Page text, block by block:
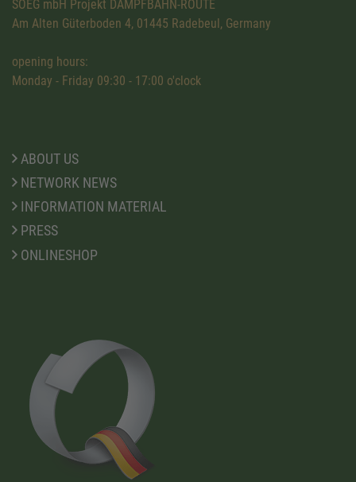
SOEG mbH Projekt DAMPFBAHN-ROUTE
Am Alten Güterboden 4, 01445 Radebeul, Germany
opening hours:
Monday - Friday 09:30 - 17:00 o'clock
ABOUT US
NETWORK NEWS
INFORMATION MATERIAL
PRESS
ONLINESHOP